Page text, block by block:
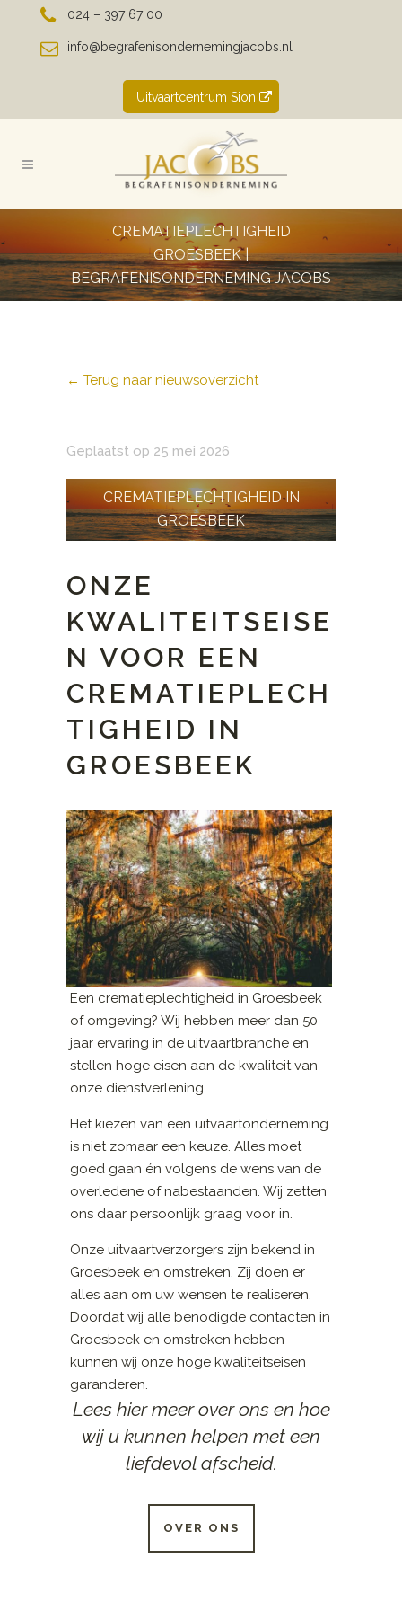
024 – 397 67 00
info@begrafenisondernemingjacobs.nl
Uitvaartcentrum Sion
CREMATIEPLECHTIGHEID
GROESBEEK |
BEGRAFENISONDERNEMING JACOBS
← Terug naar nieuwsoverzicht
Geplaatst op 25 mei 2026
CREMATIEPLECHTIGHEID IN
GROESBEEK
ONZE
KWALITEITSEISE
N VOOR EEN
CREMATIEPLECH
TIGHEID IN
GROESBEEK
Een crematieplechtigheid in Groesbeek
of omgeving? Wij hebben meer dan 50
jaar ervaring in de uitvaartbranche en
stellen hoge eisen aan de kwaliteit van
onze dienstverlening.
Het kiezen van een uitvaartonderneming
is niet zomaar een keuze. Alles moet
goed gaan én volgens de wens van de
overledene of nabestaanden. Wij zetten
ons daar persoonlijk graag voor in.
Onze uitvaartverzorgers zijn bekend in
Groesbeek en omstreken. Zij doen er
alles aan om uw wensen te realiseren.
Doordat wij alle benodigde contacten in
Groesbeek en omstreken hebben
kunnen wij onze hoge kwaliteitseisen
garanderen.
Lees hier meer over ons en hoe
wij u kunnen helpen met een
liefdevol afscheid.
OVER ONS